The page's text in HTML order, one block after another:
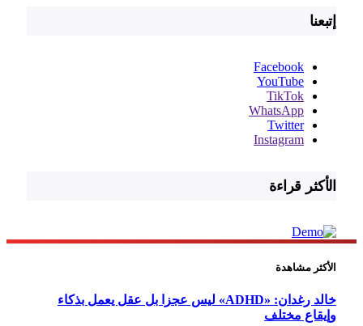
إتبعنا
Facebook
YouTube
TikTok
WhatsApp
Twitter
Instagram
الأكثر قراءة
الأكثر مشاهدة
خالد رغدان: «ADHD» ليس عجزا بل عقل يعمل بذكاء
وإيقاع مختلف